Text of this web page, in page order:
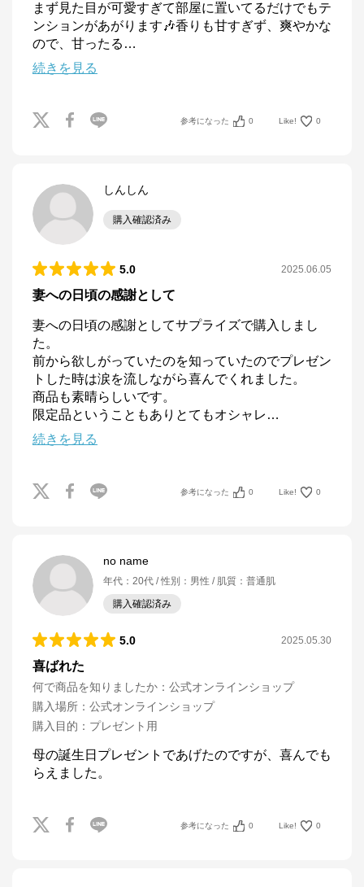
まず見た目が可愛すぎて部屋に置いてるだけでもテ
ンションがあがります🎶香りも甘すぎず、爽やかな
ので、甘ったる …
続きを見る
参考になった 0 Like! 0
しんしん
購入確認済み
5.0 2025.06.05
妻への日頃の感謝として
妻への日頃の感謝としてサプライズで購入しまし
た。
前から欲しがっていたのを知っていたのでプレゼン
トした時は涙を流しながら喜んでくれました。
商品も素晴らしいです。
限定品ということもありとてもオシャレ …
続きを見る
参考になった 0 Like! 0
no name
年代 ： 20代 性別 ： 男性 肌質 ： 普通肌
購入確認済み
5.0 2025.05.30
喜ばれた
何で商品を知りましたか ： 公式オンラインショップ
購入場所 ： 公式オンラインショップ
購入目的 ： プレゼント用
母の誕生日プレゼントであげたのですが、喜んでも
らえました。
参考になった 0 Like! 0